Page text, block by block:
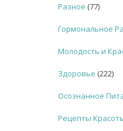
Разное (77)
Гормональное
Молодость и
Здоровье (222)
Осознанное
Рецепты